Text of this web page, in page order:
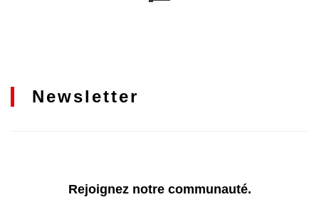
Newsletter
Rejoignez notre communauté.